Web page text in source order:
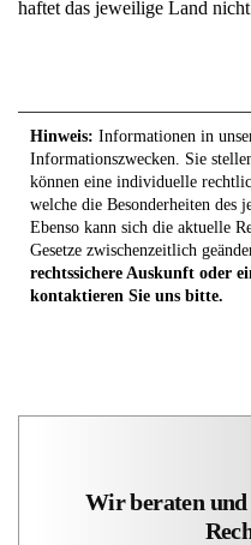
haftet das jeweilige Land
Hinweis: Informationen in
Informationszwecken. Sie
können eine individuelle
welche die Besonderheiten des
Ebenso kann sich die aktuelle
Gesetze zwischenzeitlich
rechtssichere Auskunft oder
kontaktieren Sie uns bitte.
Wir beraten